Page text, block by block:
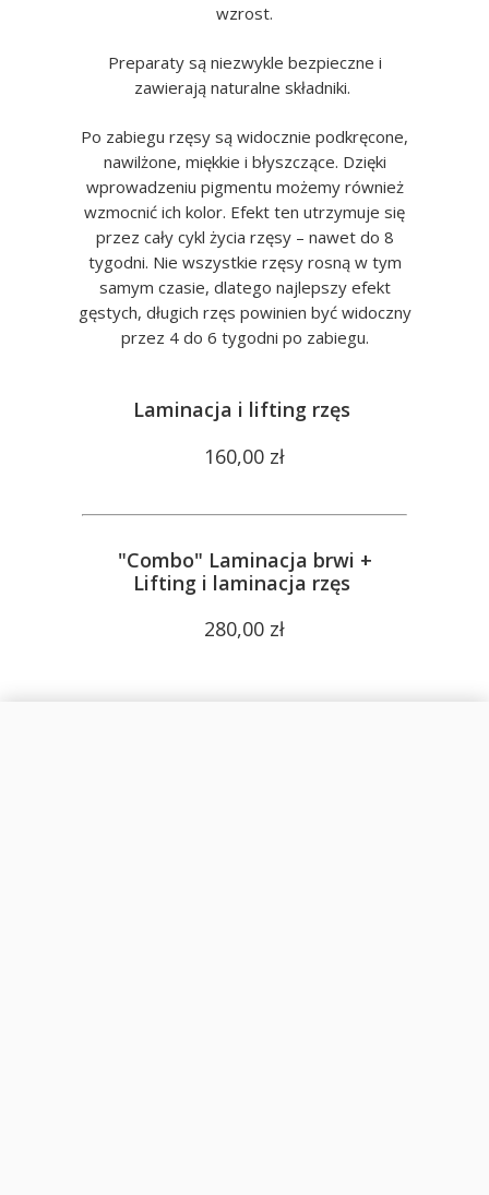
280,00 zł
"Combo" Laminacja brwi +
Lifting i laminacja rzęs
160,00 zł
Laminacja i lifting rzęs
wzrost.
Preparaty są niezwykle bezpieczne i
zawierają naturalne składniki.
Po zabiegu rzęsy są widocznie podkręcone,
nawilżone, miękkie i błyszczące. Dzięki
wprowadzeniu pigmentu możemy również
wzmocnić ich kolor. Efekt ten utrzymuje się
przez cały cykl życia rzęsy – nawet do 8
tygodni. Nie wszystkie rzęsy rosną w tym
samym czasie, dlatego najlepszy efekt
gęstych, długich rzęs powinien być widoczny
przez 4 do 6 tygodni po zabiegu.